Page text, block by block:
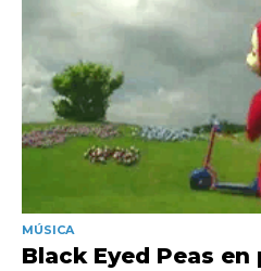
MÚSICA
Black Eyed Peas